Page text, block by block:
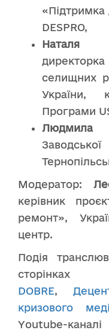
«Підтримка
DESPRO,
Наталя
селищних
України,
Програми
Людмила
Модератор:
керівник
ремонт»,
центр.
Подія
DOBRE,
кризового
Youtube-